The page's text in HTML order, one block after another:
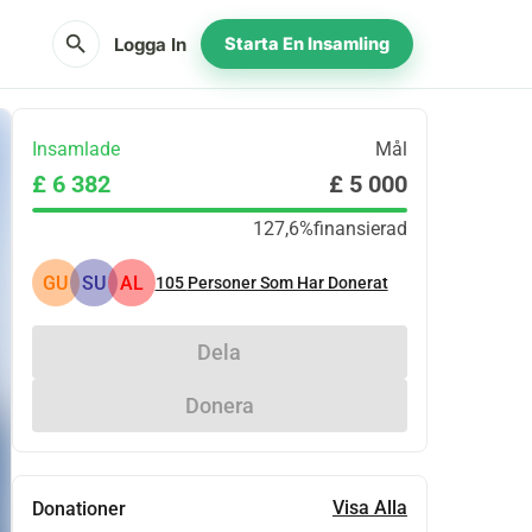
search Logga In Starta En Insamling
Insamlade Mål
£ 6 382 £ 5 000
127,6%finansierad
GU SU AL 105 Personer Som Har Donerat
Dela
Donera
Donationer Visa Alla